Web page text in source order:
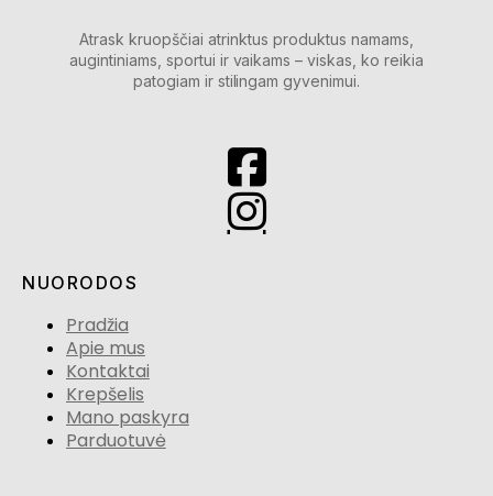
Atrask kruopščiai atrinktus produktus namams,
augintiniams, sportui ir vaikams – viskas, ko reikia
patogiam ir stilingam gyvenimui.
NUORODOS
Pradžia
Apie mus
Kontaktai
Krepšelis
Mano paskyra
Parduotuvė